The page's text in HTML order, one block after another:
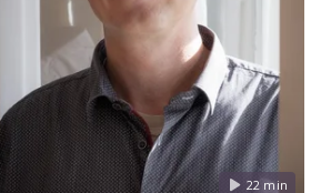
22 min